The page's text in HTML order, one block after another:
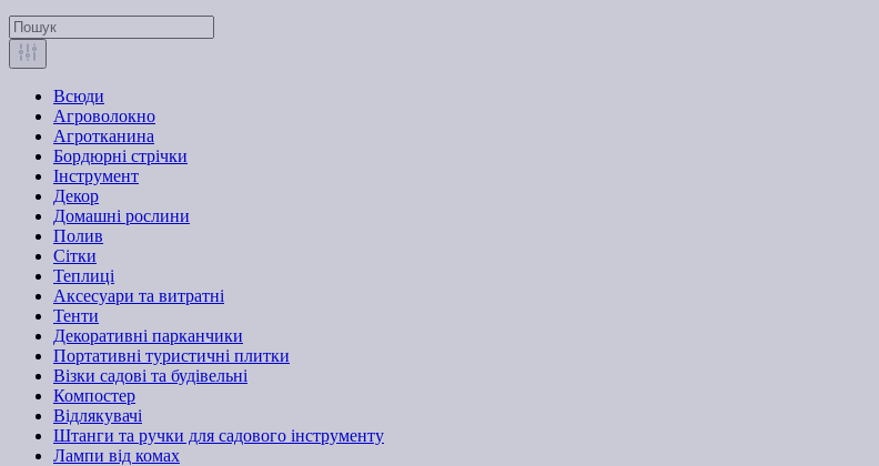
Всюди
Агроволокно
Агротканина
Бордюрні стрічки
Інструмент
Декор
Домашні рослини
Полив
Сітки
Теплиці
Аксесуари та витратні
Тенти
Декоративні парканчики
Портативні туристичні плитки
Візки садові та будівельні
Компостер
Відлякувачі
Штанги та ручки для садового інструменту
Лампи від комах